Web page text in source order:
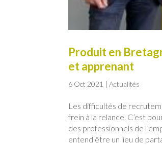
Produit en
et apprenant
6 Oct 2021 |Actualités
Les difficultés de
frein à la relance. C’est
des professionnels de
entend être un lieu de